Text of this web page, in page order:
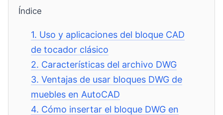
Índice
1. Uso y aplicaciones del bloque CAD
de tocador clásico
2. Características del archivo DWG
3.Ventajas de usar bloques DWG de
muebles en AutoCAD
4. Cómo insertar el bloque DWG en